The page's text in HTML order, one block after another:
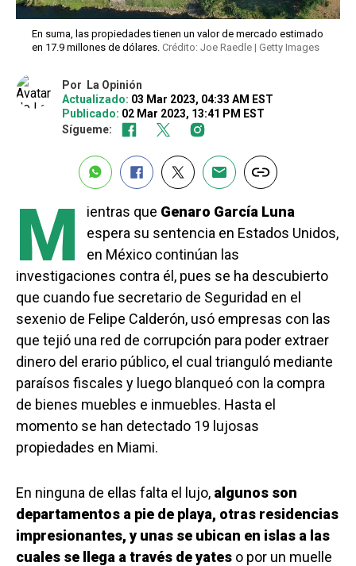
En suma, las propiedades tienen un valor de mercado estimado
en 17.9 millones de dólares. Crédito: Joe Raedle | Getty Images
Por La Opinión
Actualizado: 03 Mar 2023, 04:33 AM EST
Publicado: 02 Mar 2023, 13:41 PM EST
Sígueme:
M ientras que Genaro García Luna
espera su sentencia en Estados Unidos,
en México continúan las
investigaciones contra él, pues se ha descubierto
que cuando fue secretario de Seguridad en el
sexenio de Felipe Calderón, usó empresas con las
que tejió una red de corrupción para poder extraer
dinero del erario público, el cual trianguló mediante
paraísos fiscales y luego blanqueó con la compra
de bienes muebles e inmuebles. Hasta el
momento se han detectado 19 lujosas
propiedades en Miami.
En ninguna de ellas falta el lujo, algunos son
departamentos a pie de playa, otras residencias
impresionantes, y unas se ubican en islas a las
cuales se llega a través de yates o por un muelle